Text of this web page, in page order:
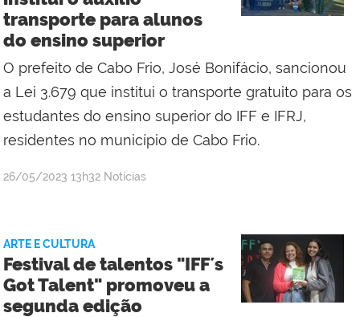
transporte para alunos
do ensino superior
O prefeito de Cabo Frio, José Bonifácio, sancionou
a Lei 3.679 que institui o transporte gratuito para os
estudantes do ensino superior do IFF e IFRJ,
residentes no município de Cabo Frio.
por
Cabo
Frio
publicado
26/05/2023 13h32 Notícias
ARTE E CULTURA
Festival de talentos "IFF´s
Got Talent" promoveu a
segunda edição